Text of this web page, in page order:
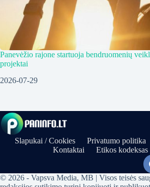
Panevėžio rajone startuoja bendruomenių
projektai
2026-07-29
Slapukai / Cookies Privatumo politika
Kontaktai
Etikos kodeksas
© 2026 - Vapsva Media, MB | Visos teisės